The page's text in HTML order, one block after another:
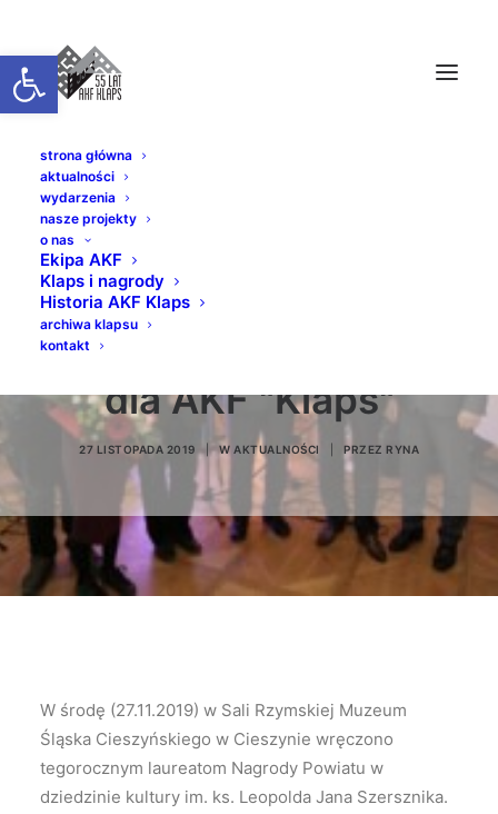
Otwórz pasek narzędzi
strona główna
aktualności
wydarzenia
nasze projekty
o nas
Ekipa AKF
Klaps i nagrody
Historia AKF Klaps
archiwa klapsu
kontakt
Nagroda im. ks.
Leopoda Szersznika
dla AKF "Klaps"
27 LISTOPADA 2019 W AKTUALNOŚCI PRZEZ RYNA
W środę (27.11.2019) w Sali Rzymskiej Muzeum
Śląska Cieszyńskiego w Cieszynie wręczono
tegorocznym laureatom Nagrody Powiatu w
dziedzinie kultury im. ks. Leopolda Jana Szersznika.